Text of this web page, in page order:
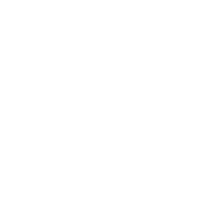
Tätigkeit.
Tätigkeit mit dem